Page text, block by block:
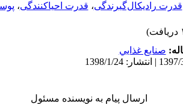
قدرت رادیکال‌گیرندگی، قدرت احیاکنندگی،
صنايع غذايي
ارسال پیام به نویسنده مسئول